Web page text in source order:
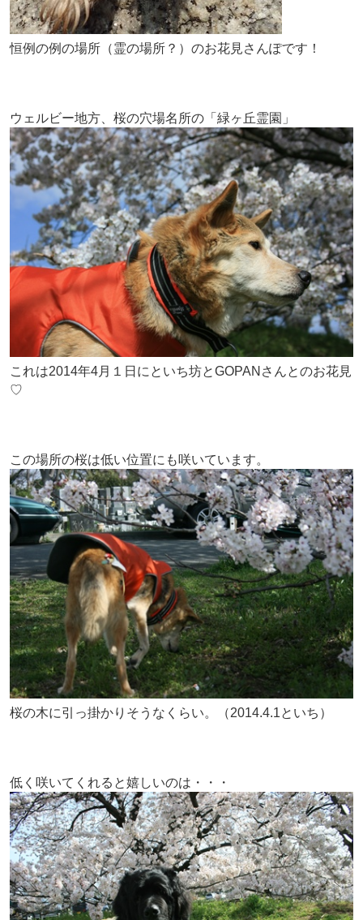
恒例の例の場所（霊の場所？）のお花見さんぽです！
ウェルビー地方、桜の穴場名所の「緑ヶ丘霊園」
これは2014年4月１日にといち坊とGOPANさんとのお花見
♡
この場所の桜は低い位置にも咲いています。
桜の木に引っ掛かりそうなくらい。（2014.4.1といち）
低く咲いてくれると嬉しいのは・・・